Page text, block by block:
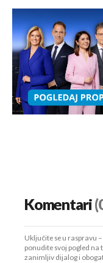
Komentari
Uključite se u raspravu
ponudite svoj pogled
zanimljiv dijalog i